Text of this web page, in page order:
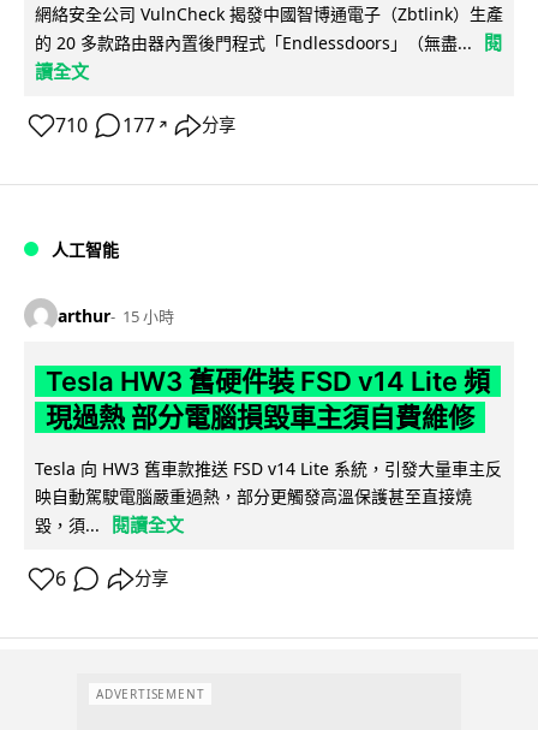
網絡安全公司 VulnCheck 揭發中國智博通電子（Zbtlink）生產
的 20 多款路由器內置後門程式「Endlessdoors」（無盡...
閱
讀全文
710 177 ↗ 分享
人工智能
arthur 15 小時
Tesla HW3 舊硬件裝 FSD v14 Lite 頻
現過熱 部分電腦損毀車主須自費維修
Tesla 向 HW3 舊車款推送 FSD v14 Lite 系統，引發大量車主反
映自動駕駛電腦嚴重過熱，部分更觸發高溫保護甚至直接燒
毀，須...
閱讀全文
6 分享
ADVERTISEMENT